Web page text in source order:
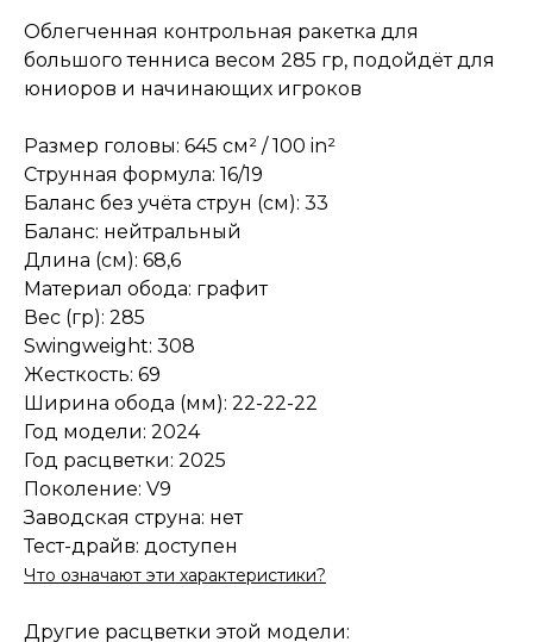
Облегченная контрольная ракетка для
большого тенниса весом 285 гр, подойдёт для
юниоров и начинающих игроков
Размер головы: 645 см² / 100 in²
Струнная формула: 16/19
Баланс без учёта струн (см): 33
Баланс: нейтральный
Длина (см): 68,6
Материал обода: графит
Вес (гр): 285
Swingweight: 308
Жесткость: 69
Ширина обода (мм): 22-22-22
Год модели: 2024
Год расцветки: 2025
Поколение: V9
Заводская струна: нет
Тест-драйв: доступен
Что означают эти характеристики?
Другие расцветки этой модели: